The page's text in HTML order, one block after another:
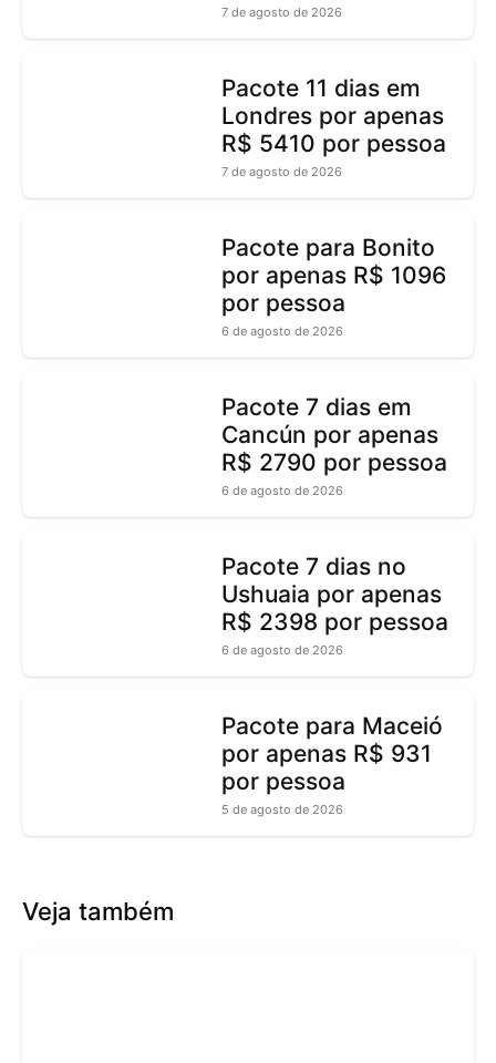
7 de agosto de 2026
Pacote 11 dias em
Londres por apenas
R$ 5410 por pessoa
7 de agosto de 2026
Pacote para Bonito
por apenas R$ 1096
por pessoa
6 de agosto de 2026
Pacote 7 dias em
Cancún por apenas
R$ 2790 por pessoa
6 de agosto de 2026
Pacote 7 dias no
Ushuaia por apenas
R$ 2398 por pessoa
6 de agosto de 2026
Pacote para Maceió
por apenas R$ 931
por pessoa
5 de agosto de 2026
Veja também